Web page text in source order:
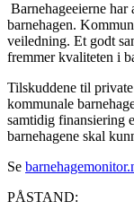
Barnehageeierne
barnehagen.
veiledning. Et godt
fremmer kvaliteten i
Tilskuddene til
kommunale
samtidig finansiering
barnehagene skal
Se
PÅSTAND: